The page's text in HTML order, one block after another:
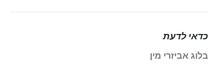
כדאי לדעת
בלוג אביזרי מין